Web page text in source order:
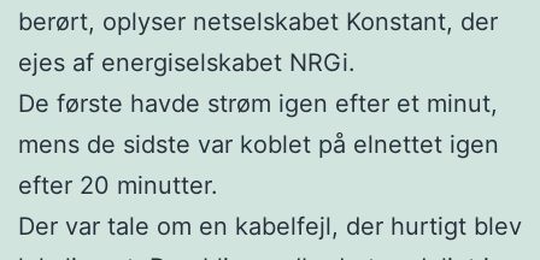
berørt, oplyser netselskabet Konstant, der
ejes af energiselskabet NRGi.
De første havde strøm igen efter et minut,
mens de sidste var koblet på elnettet igen
efter 20 minutter.
Der var tale om en kabelfejl, der hurtigt blev